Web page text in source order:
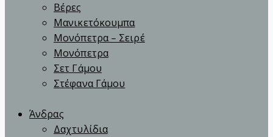
Βέρες
Μανικετόκουμπα
Μονόπετρα – Σειρέ
Μονόπετρα
Σετ Γάμου
Στέφανα Γάμου
Άνδρας
Δαχτυλίδια